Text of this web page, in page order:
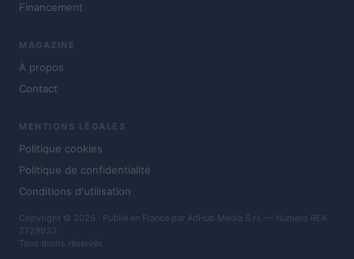
Financement
MAGAZINE
À propos
Contact
MENTIONS LÉGALES
Politique cookies
Politique de confidentialité
Conditions d'utilisation
Copyright © 2026 · Publié en France par AdHub Media S.r.l. — Numero REA
2729933
Tous droits réservés